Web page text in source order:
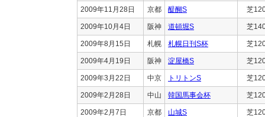
2009年11月28日 京都 醍醐S 芝
2009年10月4日 阪神 道頓堀S 芝
2009年8月15日 札幌 札幌日刊S杯 芝
2009年4月19日 阪神 淀屋橋S 芝
2009年3月22日 中京 トリトンS 芝
2009年2月28日 中山 韓国馬事会杯 芝
2009年2月7日 京都 山城S 芝